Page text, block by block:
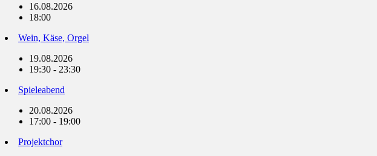
16.08.2026
18:00
Wein, Käse, Orgel
19.08.2026
19:30 - 23:30
Spieleabend
20.08.2026
17:00 - 19:00
Projektchor